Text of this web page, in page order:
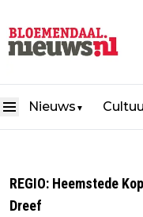
Nieuws ▼
REGIO: Heemstede
Dreef